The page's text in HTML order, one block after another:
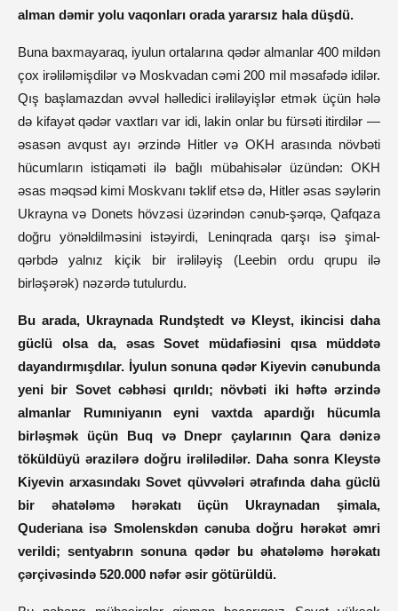
alman dəmir yolu vaqonları orada yararsız hala düşdü.
Buna baxmayaraq, iyulun ortalarına qədər almanlar 400 mildən
çox irəliləmişdilər və Moskvadan cəmi 200 mil məsafədə idilər.
Qış başlamazdan əvvəl həlledici irəliləyişlər etmək üçün hələ
də kifayət qədər vaxtları var idi, lakin onlar bu fürsəti itirdilər —
əsasən avqust ayı ərzində Hitler və OKH arasında növbəti
hücumların istiqaməti ilə bağlı mübahisələr üzündən: OKH
əsas məqsəd kimi Moskvanı təklif etsə də, Hitler əsas səylərin
Ukrayna və Donets hövzəsi üzərindən cənub-şərqə, Qafqaza
doğru yönəldilməsini istəyirdi, Leninqrada qarşı isə şimal-
qərbdə yalnız kiçik bir irəliləyiş (Leebin ordu qrupu ilə
birləşərək) nəzərdə tutulurdu.
Bu arada, Ukraynada Rundştedt və Kleyst, ikincisi daha
güclü olsa da, əsas Sovet müdafiəsini qısa müddətə
dayandırmışdılar. İyulun sonuna qədər Kiyevin cənubunda
yeni bir Sovet cəbhəsi qırıldı; növbəti iki həftə ərzində
almanlar Rumıniyanın eyni vaxtda apardığı hücumla
birləşmək üçün Buq və Dnepr çaylarının Qara dənizə
töküldüyü ərazilərə doğru irəlilədilər. Daha sonra Kleystə
Kiyevin arxasındakı Sovet qüvvələri ətrafında daha güclü
bir əhatələmə hərəkatı üçün Ukraynadan şimala,
Quderiana isə Smolenskdən cənuba doğru hərəkət əmri
verildi; sentyabrın sonuna qədər bu əhatələmə hərəkatı
çərçivəsində 520.000 nəfər əsir götürüldü.